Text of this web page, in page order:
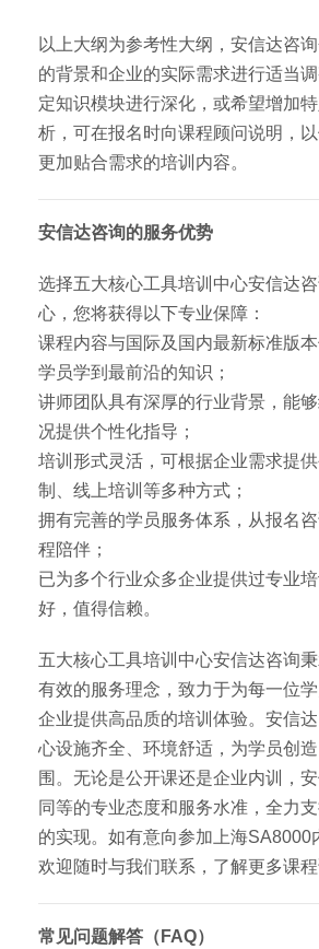
以上大纲为参考性大纲，安信达咨
的背景和企业的实际需求进行适当
定知识模块进行深化，或希望增加
析，可在报名时向课程顾问说明，
更加贴合需求的培训内容。
安信达咨询的服务优势
选择五大核心工具培训中心安信达
心，您将获得以下专业保障：
课程内容与国际及国内最新标准版
学员学到最前沿的知识；
讲师团队具有深厚的行业背景，能
况提供个性化指导；
培训形式灵活，可根据企业需求提
制、线上培训等多种方式；
拥有完善的学员服务体系，从报名
程陪伴；
已为多个行业众多企业提供过专业
好，值得信赖。
五大核心工具培训中心安信达咨询秉
有效的服务理念，致力于为每一位
企业提供高品质的培训体验。安信
心设施齐全、环境舒适，为学员创
围。无论是公开课还是企业内训，
同等的专业态度和服务水准，全力
的实现。如有意向参加上海SA8000
欢迎随时与我们联系，了解更多课程
常见问题解答（FAQ）